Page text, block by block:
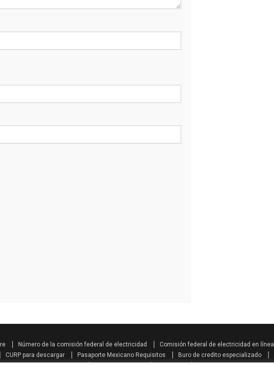
Número de la comisión federal de electricidad
Comisión federal de electricidad en línea
CURP para descargar Pasaporte Mexicano Requisitos Buro de credito especializado